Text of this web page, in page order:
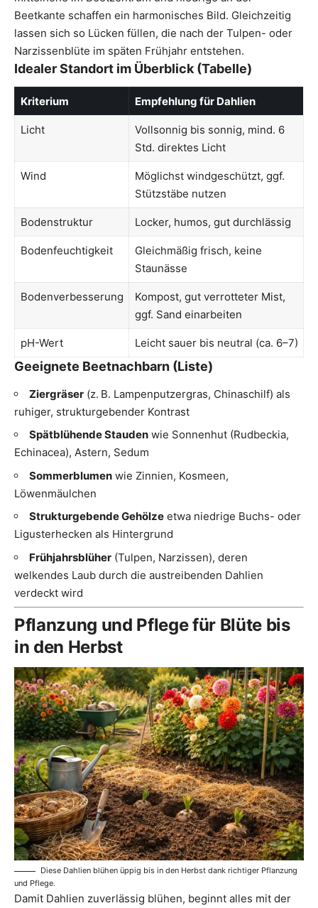
Beetkante schaffen ein harmonisches Bild. Gleichzeitig
lassen sich so Lücken füllen, die nach der Tulpen- oder
Narzissenblüte im späten Frühjahr entstehen.
Idealer Standort im Überblick (Tabelle)
Kriterium Empfehlung für Dahlien
Licht
Vollsonnig bis sonnig, mind. 6
Std. direktes Licht
Wind
Möglichst windgeschützt, ggf.
Stützstäbe nutzen
Bodenstruktur Locker, humos, gut durchlässig
Bodenfeuchtigkeit
Gleichmäßig frisch, keine
Staunässe
Bodenverbesserung
Kompost, gut verrotteter Mist,
ggf. Sand einarbeiten
pH-Wert Leicht sauer bis neutral (ca. 6–7)
Geeignete Beetnachbarn (Liste)
Ziergräser (z. B. Lampenputzergras, Chinaschilf) als
ruhiger, strukturgebender Kontrast
Spätblühende Stauden wie Sonnenhut (Rudbeckia,
Echinacea), Astern, Sedum
Sommerblumen wie Zinnien, Kosmeen,
Löwenmäulchen
Strukturgebende Gehölze etwa niedrige Buchs- oder
Ligusterhecken als Hintergrund
Frühjahrsblüher (Tulpen, Narzissen), deren
welkendes Laub durch die austreibenden Dahlien
verdeckt wird
Pflanzung und Pflege für Blüte bis
in den Herbst
Diese Dahlien blühen üppig bis in den Herbst dank richtiger Pflanzung
und Pflege.
Damit Dahlien zuverlässig blühen, beginnt alles mit der